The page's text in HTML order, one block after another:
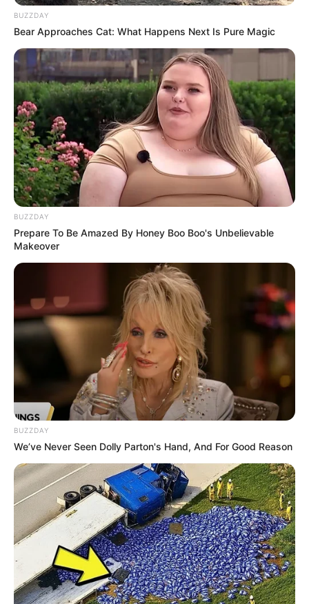
Serem! 9 Chat Ojek Online &
Pelanggan Ini Bikin Auto
Merinding
BUZZDAY
Bear Approaches Cat: What Happens Next Is Pure Magic
BUZZDAY
Prepare To Be Amazed By Honey Boo Boo's Unbelievable
Makeover
BUZZDAY
We’ve Never Seen Dolly Parton's Hand, And For Good Reason